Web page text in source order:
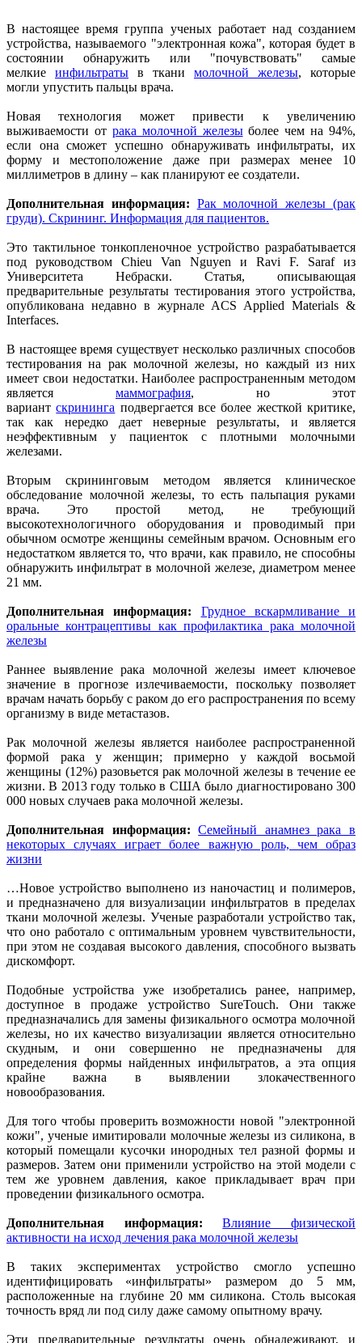
В настоящее время группа ученых работает над созданием
устройства, называемого "электронная кожа", которая будет в
состоянии обнаружить или "почувствовать" самые
мелкие инфильтраты в ткани молочной железы, которые
могли упустить пальцы врача.
Новая технология может привести к увеличению
выживаемости от рака молочной железыболее чем на 94%,
если она сможет успешно обнаруживать инфильтраты, их
форму и местоположение даже при размерах менее 10
миллиметров в длину – как планируют ее создатели.
Дополнительная информация: Рак молочной железы (рак
груди). Скрининг. Информация для пациентов.
Это тактильное тонкопленочное устройство разрабатывается
под руководством Chieu Van Nguyen и Ravi F. Saraf из
Университета Небраски. Статья, описывающая
предварительные результаты тестирования этого устройства,
опубликована недавно в журнале ACS Applied Materials &
Interfaces.
В настоящее время существует несколько различных способов
тестирования на рак молочной железы, но каждый из них
имеет свои недостатки. Наиболее распространенным методом
является маммография, но этот
вариантскрининга подвергается все более жесткой критике,
так как нередко дает неверные результаты, и является
неэффективным у пациенток с плотными молочными
железами.
Вторым скрининговым методом является клиническое
обследование молочной железы, то есть пальпация руками
врача. Это простой метод, не требующий
высокотехнологичного оборудования и проводимый при
обычном осмотре женщины семейным врачом. Основным его
недостатком является то, что врачи, как правило, не способны
обнаружить инфильтрат в молочной железе, диаметром менее
21 мм.
Дополнительная информация:
Грудное вскармливание и
оральные контрацептивы как профилактика рака молочной
железы
Раннее выявление рака молочной железы имеет ключевое
значение в прогнозе излечиваемости, поскольку позволяет
врачам начать борьбу с раком до его распространения по всему
организму в виде метастазов.
Рак молочной железы является наиболее распространенной
формой рака у женщин; примерно у каждой восьмой
женщины (12%) разовьется рак молочной железы в течение ее
жизни. В 2013 году только в США было диагностировано 300
000 новых случаев рака молочной железы.
Дополнительная информация:
Семейный анамнез рака в
некоторых случаях играет более важную роль, чем образ
жизни
…Новое устройство выполнено из наночастиц и полимеров,
и предназначено для визуализации инфильтратов в пределах
ткани молочной железы. Ученые разработали устройство так,
что оно работало с оптимальным уровнем чувствительности,
при этом не создавая высокого давления, способного вызвать
дискомфорт.
Подобные устройства уже изобретались ранее, например,
доступное в продаже устройство SureTouch. Они также
предназначались для замены физикального осмотра молочной
железы, но их качество визуализации является относительно
скудным, и они совершенно не предназначены для
определения формы найденных инфильтратов, а эта опция
крайне важна в выявлении злокачественного
новообразования.
Для того чтобы проверить возможности новой "электронной
кожи", ученые имитировали молочные железы из силикона, в
который помещали кусочки инородных тел разной формы и
размеров. Затем они применили устройство на этой модели с
тем же уровнем давления, какое прикладывает врач при
проведении физикального осмотра.
Дополнительная информация:
Влияние физической
активности на исход лечения рака молочной железы
В таких экспериментах устройство смогло успешно
идентифицировать «инфильтраты» размером до 5 мм,
расположенные на глубине 20 мм силикона. Столь высокая
точность вряд ли под силу даже самому опытному врачу.
Эти предварительные результаты очень обнадеживают, и